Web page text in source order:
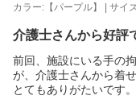
カラー:【パープル】 | サイ
介護士さんから好評
前回、施設にいる手の
が、介護士さんから着
とてもありがたいです